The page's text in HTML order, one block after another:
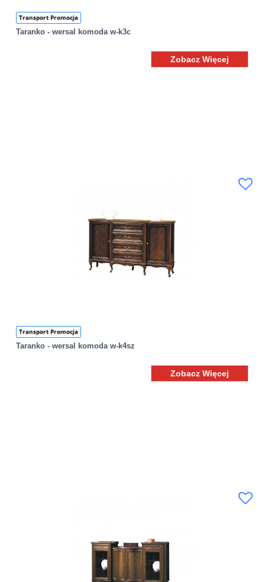
Transport Promocja
Taranko - wersal komoda w-k3c
Zobacz Więcej
Transport Promocja
Taranko - wersal komoda w-k4sz
Zobacz Więcej